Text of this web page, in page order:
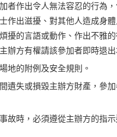
者作出令人無法容忍的行為
作出滋擾、對其他人造成身
擾的言語或動作、作出不雅
辦方有權請該參加者即時退出
地的附例及安全規則。
遺失或損毀主辦方財產，參
故時，必須遵從主辦方的指